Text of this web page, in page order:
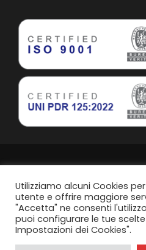
Privacy
Politica di
Content Design by
Utilizziamo alcuni Cookies
utente e offrire maggiore
"Accetta" ne consenti
puoi configurare le tue
Impostazioni dei Cookies".